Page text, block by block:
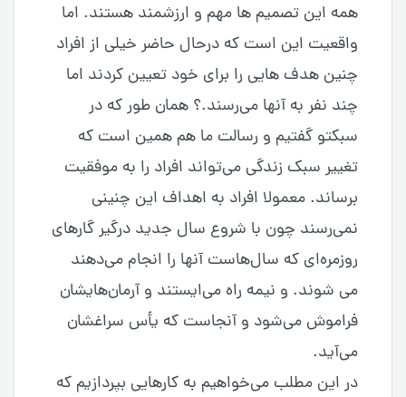
همه این تصمیم ها مهم و ارزشمند هستند. اما
واقعیت این است که درحال حاضر خیلی از افراد
چنین هدف هایی را برای خود تعیین کردند اما
چند نفر به آنها می‌رسند.؟ همان طور که در
سبکتو گفتیم و رسالت ما هم همین است که
تغییر سبک زندگی می‌تواند افراد را به موفقیت
برساند. معمولا افراد به اهداف این چنینی
نمی‌رسند چون با شروع سال جدید درگیر گارهای
روزمره‌ای که سال‌هاست آنها را انجام می‌دهند
می شوند. و نیمه راه می‌ایستند و آرمان‌هایشان
فراموش می‌شود و آنجاست که یأس سراغشان
می‌آید.
در این مطلب می‌خواهیم به کارهایی بپردازیم که